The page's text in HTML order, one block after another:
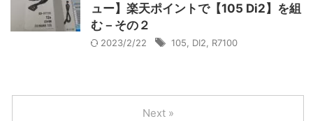
ュー】楽天ポイントで【105 Di2】を組
む－その２
2023/2/22 105 DI2 R7100
Next »